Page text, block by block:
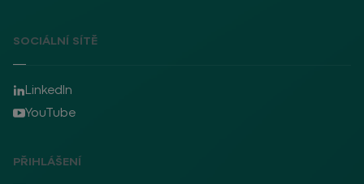
SOCIÁLNÍ SÍTĚ
LinkedIn
YouTube
PŘIHLÁŠENÍ